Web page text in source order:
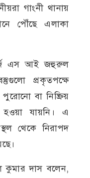
গাংনী থানায়
পৌঁছে এলাকা
এস আই জহুরুল
প্রকৃতপক্ষে
বা নিষ্ক্রিয়
যায়নি। এ
থেকে নিরাপদ
কুমার দাস বলেন,